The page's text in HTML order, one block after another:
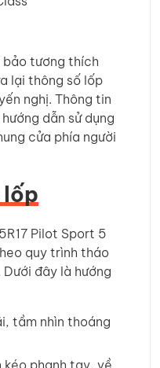
bảo tương thích
lại thông số lốp
nghị. Thông tin
dẫn sử dụng
cửa phía người
lốp
Pilot Sport 5
quy trình tháo
đây là hướng
tầm nhìn thoáng
kéo phanh tay, về